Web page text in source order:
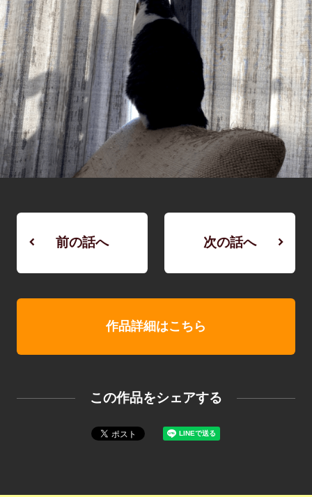
前の話へ 次の話へ
作品詳細はこちら
この作品をシェアする